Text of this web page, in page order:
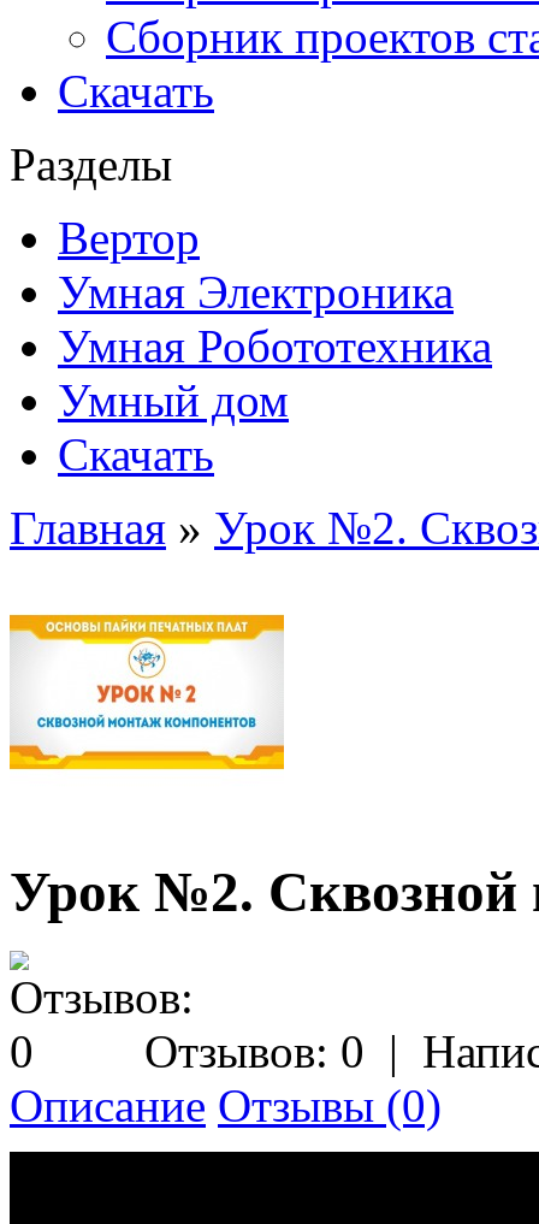
Сборник проектов
Скачать
Разделы
Вертор
Умная Электроника
Умная Робототехника
Умный дом
Скачать
Главная » Урок №2.
Урок №2. Сквозной
Отзывов: 0 |
Описание Отзывы (0)